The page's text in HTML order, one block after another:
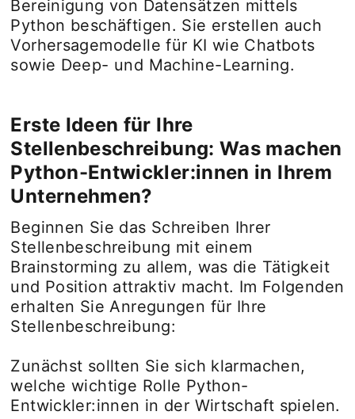
Bereinigung von Datensätzen mittels
Python beschäftigen. Sie erstellen auch
Vorhersagemodelle für KI wie Chatbots
sowie Deep- und Machine-Learning.
Erste Ideen für Ihre
Stellenbeschreibung: Was machen
Python-Entwickler:innen in Ihrem
Unternehmen?
Beginnen Sie das Schreiben Ihrer
Stellenbeschreibung mit einem
Brainstorming zu allem, was die Tätigkeit
und Position attraktiv macht. Im Folgenden
erhalten Sie Anregungen für Ihre
Stellenbeschreibung:
Zunächst sollten Sie sich klarmachen,
welche wichtige Rolle Python-
Entwickler:innen in der Wirtschaft spielen.